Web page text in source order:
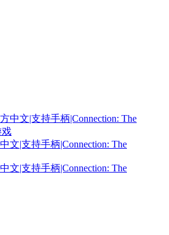
文|支持手柄|Connection: The
文|支持手柄|Connection: The